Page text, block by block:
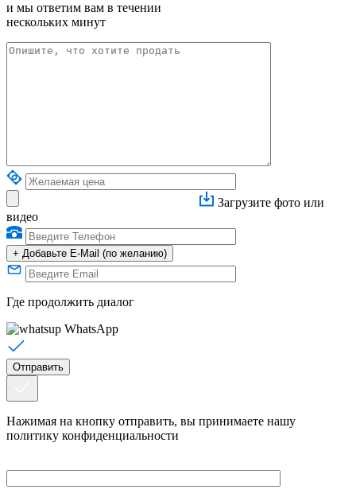
и мы ответим вам в течении
нескольких минут
Загрузите фото или
видео
+ Добавьте E-Mail (по желанию)
Где продолжить диалог
WhatsApp
Нажимая на кнопку отправить, вы принимаете нашу
политику конфиденциальности